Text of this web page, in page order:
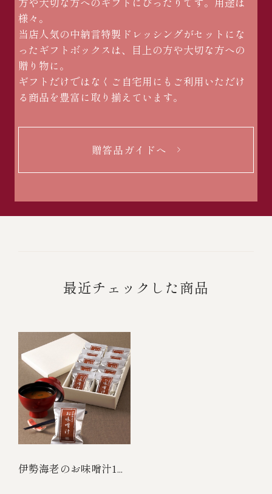
様々。
当店人気の中納言特製ドレッシングがセットにな
ったギフトボックスは、目上の方や大切な方への
贈り物に。
ギフトだけではなくご自宅用にもご利用いただけ
る商品を豊富に取り揃えています。
贈答品ガイドへ
最近チェックした商品
伊勢海老のお味噌汁1...